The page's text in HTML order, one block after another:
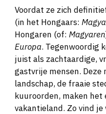
Voordat ze zich
(in het Hongaars:
Hongaren (of: Magyaren
Europa. Tegenwoordig
juist als zachtaardige,
gastvrije mensen.
landschap, de fraaie
kuuroorden, maken
vakantieland. Zo vind je